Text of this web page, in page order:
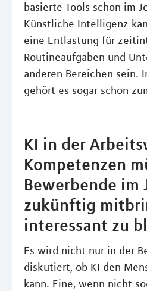
basierte Tools schon im
Künstliche Intelligenz
eine Entlastung für
Routineaufgaben und
anderen Bereichen sein.
gehört es sogar schon
KI in der
Kompetenzen
Bewerbende im
zukünftig
interessant zu
Es wird nicht nur in der
diskutiert, ob KI den
kann. Eine, wenn nicht